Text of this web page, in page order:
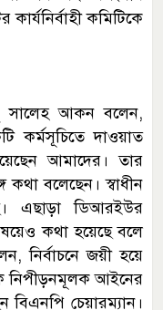
কার্যনির্বাহী কমিটিকে
আকন বলেন,
কর্মসূচিতে দাওয়াত
আমাদের। তার
কথা বলেছেন। স্বাধীন
এছাড়া ডিআরইউর
কথা হয়েছে বলে
নির্বাচনে জয়ী হয়ে
নিপীড়নমূলক আইনের
বিএনপি চেয়ারম্যান।